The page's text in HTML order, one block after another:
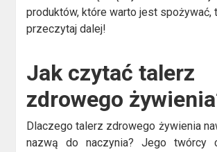
produktów, które warto jest spożywać,
przeczytaj dalej!
Jak czytać talerz
zdrowego
Dlaczego talerz zdrowego żywienia
nazwą do naczynia? Jego twórcy